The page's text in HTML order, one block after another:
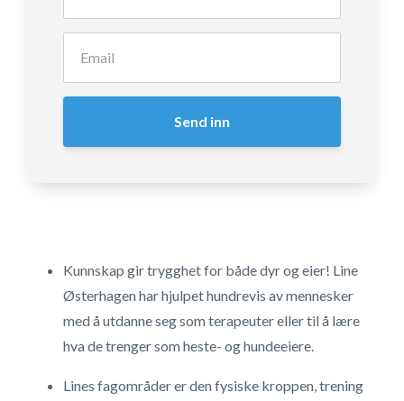
Send inn
Kunnskap gir trygghet for både dyr og eier! Line
Østerhagen har hjulpet hundrevis av mennesker
med å utdanne seg som terapeuter eller til å lære
hva de trenger som heste- og hundeeiere.
Lines fagområder er den fysiske kroppen, trening